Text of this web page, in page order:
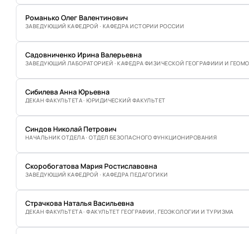
Романько Олег Валентинович
ЗАВЕДУЮЩИЙ КАФЕДРОЙ · КАФЕДРА ИСТОРИИ РОССИИ
Садовниченко Ирина Валерьевна
ЗАВЕДУЮЩИЙ ЛАБОРАТОРИЕЙ · КАФЕДРА ФИЗИЧЕСКОЙ ГЕОГРАФИИИ И
Сибилева Анна Юрьевна
ДЕКАН ФАКУЛЬТЕТА · ЮРИДИЧЕСКИЙ ФАКУЛЬТЕТ
Синдов Николай Петрович
НАЧАЛЬНИК ОТДЕЛА · ОТДЕЛ БЕЗОПАСНОГО ФУНКЦИОНИРОВАНИЯ
Скоробогатова Мария Ростиславовна
ЗАВЕДУЮЩИЙ КАФЕДРОЙ · КАФЕДРА ПЕДАГОГИКИ
Страчкова Наталья Васильевна
ДЕКАН ФАКУЛЬТЕТА · ФАКУЛЬТЕТ ГЕОГРАФИИ, ГЕОЭКОЛОГИИ И ТУРИЗМА